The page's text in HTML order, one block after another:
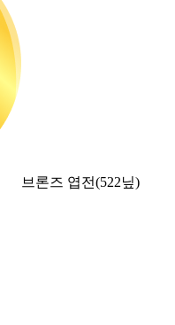
브론즈 엽전(522닢)